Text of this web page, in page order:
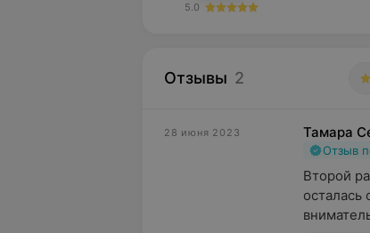
5.0
Отзывы 2
28 июня 2023 Тамара
Отзыв
Второй
осталась